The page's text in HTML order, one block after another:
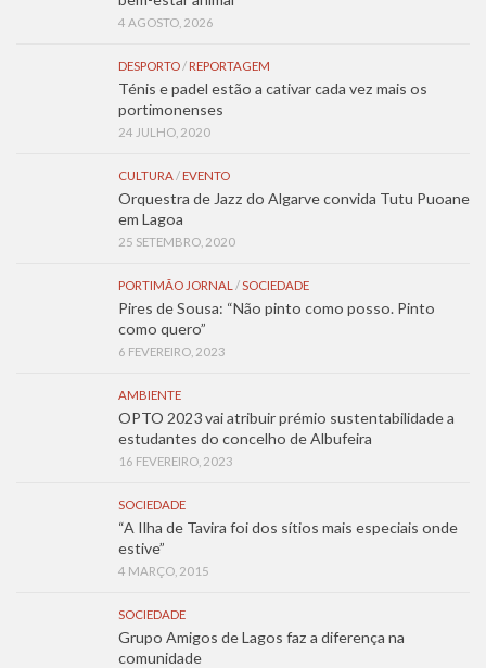
4 AGOSTO, 2026
DESPORTO / REPORTAGEM
Ténis e padel estão a cativar cada vez mais os
portimonenses
24 JULHO, 2020
CULTURA / EVENTO
Orquestra de Jazz do Algarve convida Tutu Puoane
em Lagoa
25 SETEMBRO, 2020
PORTIMÃO JORNAL / SOCIEDADE
Pires de Sousa: “Não pinto como posso. Pinto
como quero”
6 FEVEREIRO, 2023
AMBIENTE
OPTO 2023 vai atribuir prémio sustentabilidade a
estudantes do concelho de Albufeira
16 FEVEREIRO, 2023
SOCIEDADE
“A Ilha de Tavira foi dos sítios mais especiais onde
estive”
4 MARÇO, 2015
SOCIEDADE
Grupo Amigos de Lagos faz a diferença na
comunidade